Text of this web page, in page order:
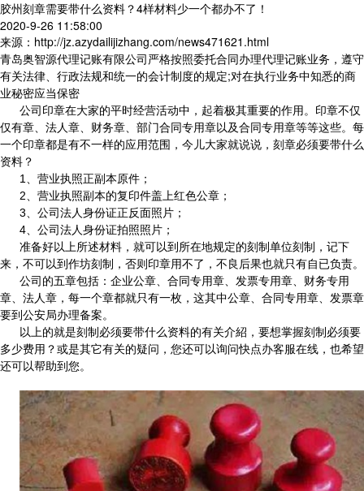
胶州刻章需要带什么资料？4样材料少一个都办不了！
2020-9-26 11:58:00
来源：http://jz.azydailijizhang.com/news471621.html
青岛奥智源代理记账有限公司严格按照委托合同办理代理记账业务，遵守
有关法律、行政法规和统一的会计制度的规定;对在执行业务中知悉的商
业秘密应当保密
公司印章在大家的平时经营活动中，起着极其重要的作用。印章不仅
仅有章、法人章、财务章、部门合同专用章以及合同专用章等等这些。每
一个印章都是有不一样的应用范围，今儿大家就说说，刻章必须要带什么
资料？
1
、营业执照正副本原件；
2 、营业执照副本的复印件盖上红色公章；
3 、公司法人身份证正反面照片；
4 、公司法人身份证拍照照片；
准备好以上所述材料，就可以到所在地规定的刻制单位刻制，记下
来，不可以到作坊刻制，否则印章用不了，不良后果也就只有自已负责。
公司的五章包括：企业公章、合同专用章、发票专用章、财务专用
章、法人章，每一个章都就只有一枚，这其中公章、合同专用章、发票章
要到公安局办理备案。
以上的就是刻制必须要带什么资料的有关介紹，要想掌握刻制必须要
多少费用？或是其它有关的疑问，您还可以询问快点办客服在线，也希望
还可以帮助到您。